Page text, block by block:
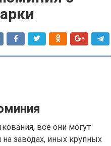
все они могут
заводах, иных крупных